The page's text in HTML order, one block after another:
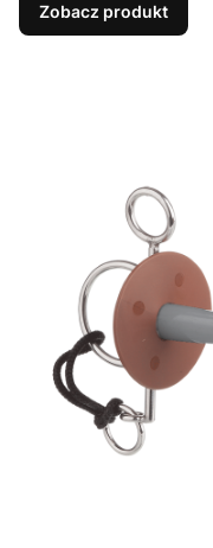
Zobacz produkt